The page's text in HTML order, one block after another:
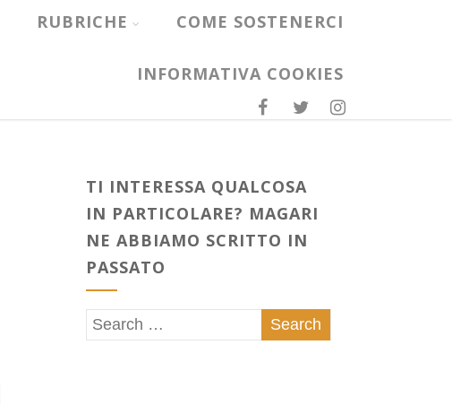
RUBRICHE COME SOSTENERCI
INFORMATIVA COOKIES
TI INTERESSA QUALCOSA
IN PARTICOLARE? MAGARI
NE ABBIAMO SCRITTO IN
PASSATO